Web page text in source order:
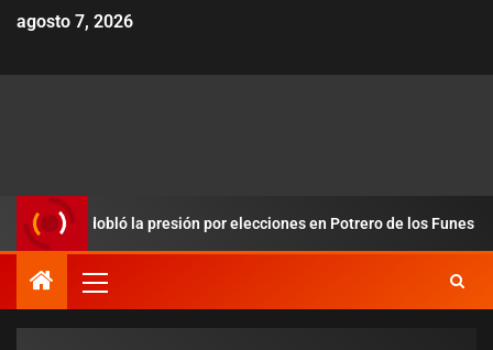
agosto 7, 2026
redobló la presión por elecciones en Potrero de los Funes